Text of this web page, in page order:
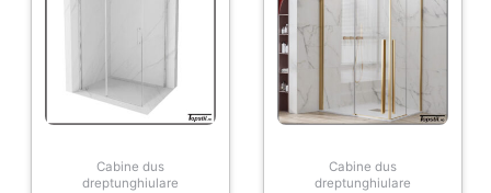
Cabine dus
dreptunghiulare
Cabine dus
dreptunghiulare